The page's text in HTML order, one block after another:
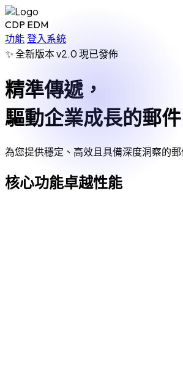
CDP EDM
功能 登入系統
✨全新版本 v2.0 現已發佈
精準傳遞，
驅動企業成長的郵
為您提供穩定、高效且具備深度洞察的
核心功能卓越性能